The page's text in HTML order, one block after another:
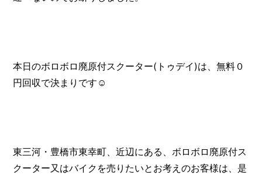
本日のボロボロ廃原付スクーター(トゥデイ)は、無料０
円回収で決まりです☺️
東三河・豊橋市東幸町、近辺にある、ボロボロ廃原付ス
クーター又はバイクを売りたいとお考えのお客様は、是